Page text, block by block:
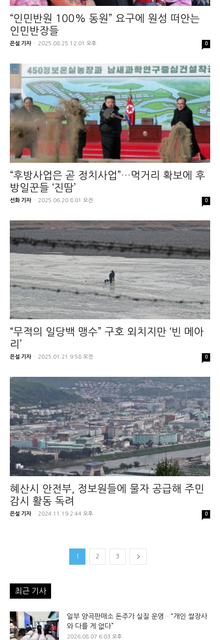
“인민반원 100% 동원” 요구에 원성 떠안는
인민반장들
은설 기자 - 2025.08.25 12:01 오후 0
“후방사업은 곧 정치사업”…먹거리 확보에 후
방일꾼들 ‘진땀’
선화 기자 - 2025.06.20 8:01 오전 0
“무적의 일당백 맹수” 구호 외치지만 ‘빈 메아
리’
은설 기자 - 2025.01.21 9:58 오전 0
혜산시 안전부, 정보원들에 물자 공급해 주민
감시 활동 독려
은설 기자 - 2024.11.19 2:44 오후 0
1 2 3
최근 기사
일부 양곡판매소 돈주가 실질 운영…“개인 쌀장사
와 다를 게 없다”
2026.08.07 6:03 오후